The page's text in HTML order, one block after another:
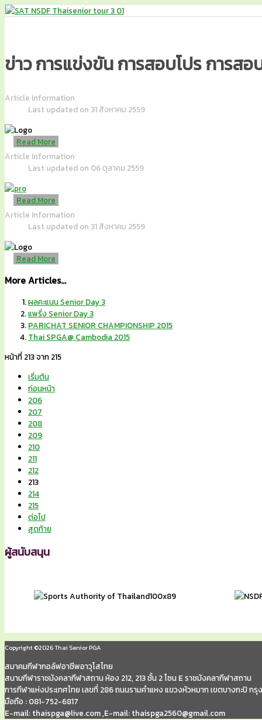
ข่าว การแข่งขัน การสอบโปร การส
Article Information
Last updated on 31 สิงหาคม 2559
Read More
Article Information
Last updated on 06 ตุลาคม 2559
Read More
Article Information
Last updated on 31 สิงหาคม 2559
Read More
More Articles...
ผลคะแนน Senior Day 3
แพริ่ง Senior Day 3
PARICHAT SENIOR CHAMPIONSHIP 2015
Thai SPGA@ Cambodia 2015
หน้าที่ 213 จาก 215
เริ่มต้น
ก่อนหน้า
206
207
208
209
210
211
212
213
214
215
ต่อไป
สุดท้าย
ผู้สนับสนุน
Copyright ©2026 Thai Senior PGA
สมาคมกีฬากอล์ฟอาชีพอาวุโสไทย
สนามกีฬาราชมังคลากีฬาสถาน ห้อง 212, 213 ชั้น 2 โซน E ราชมังคลากีฬาสถาน
การกีฬาแห่งประเทศไทย เลขที่ 286 ถนนรามคำแหง แขวงหัวหมาก เขตบางกะปิ กรุ
มือถือ : 081-752-6817
E-mail: thaispga@live.com ,E-mail: thaispga2560@gmail.com